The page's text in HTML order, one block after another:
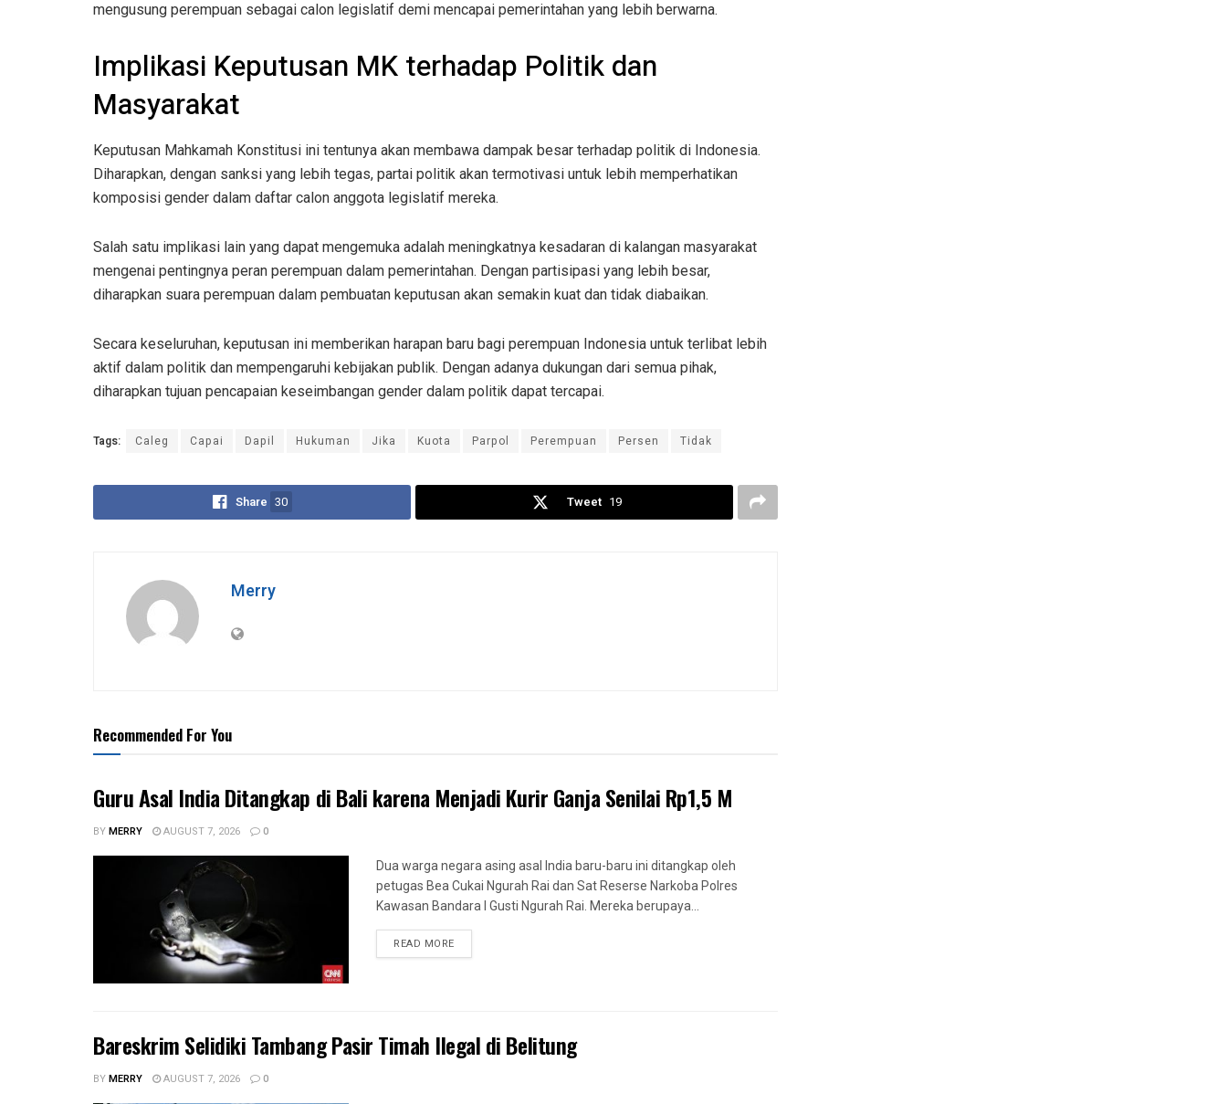
mengusung perempuan sebagai calon legislatif demi mencapai pemerintahan yang lebih berwarna.
Implikasi Keputusan MK terhadap Politik dan
Masyarakat
Keputusan Mahkamah Konstitusi ini tentunya akan membawa dampak besar terhadap politik di Indonesia.
Diharapkan, dengan sanksi yang lebih tegas, partai politik akan termotivasi untuk lebih memperhatikan
komposisi gender dalam daftar calon anggota legislatif mereka.
Salah satu implikasi lain yang dapat mengemuka adalah meningkatnya kesadaran di kalangan masyarakat
mengenai pentingnya peran perempuan dalam pemerintahan. Dengan partisipasi yang lebih besar,
diharapkan suara perempuan dalam pembuatan keputusan akan semakin kuat dan tidak diabaikan.
Secara keseluruhan, keputusan ini memberikan harapan baru bagi perempuan Indonesia untuk terlibat lebih
aktif dalam politik dan mempengaruhi kebijakan publik. Dengan adanya dukungan dari semua pihak,
diharapkan tujuan pencapaian keseimbangan gender dalam politik dapat tercapai.
Tags: Caleg Capai Dapil Hukuman Jika Kuota Parpol Perempuan Persen Tidak
Share 30 Tweet 19
Merry
Recommended For You
Guru Asal India Ditangkap di Bali karena Menjadi Kurir Ganja Senilai Rp1,5 M
BYMERRY AUGUST 7, 2026 0
Dua warga negara asing asal India baru-baru ini ditangkap oleh
petugas Bea Cukai Ngurah Rai dan Sat Reserse Narkoba Polres
Kawasan Bandara I Gusti Ngurah Rai. Mereka berupaya...
READ MORE
Bareskrim Selidiki Tambang Pasir Timah Ilegal di Belitung
BYMERRY AUGUST 7, 2026 0